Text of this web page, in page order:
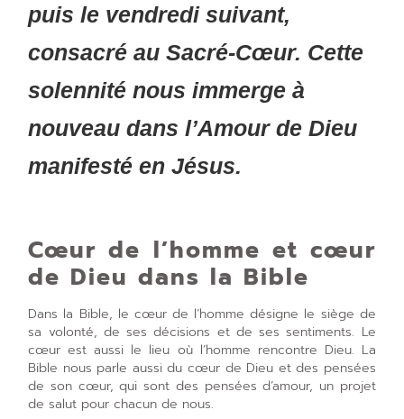
puis le vendredi suivant,
consacré au Sacré-Cœur. Cette
solennité nous immerge à
nouveau dans l’Amour de Dieu
manifesté en Jésus.
Cœur de l’homme et cœur
de Dieu dans la Bible
Dans la Bible, le cœur de l’homme désigne le siège de
sa volonté, de ses décisions et de ses sentiments. Le
cœur est aussi le lieu où l’homme rencontre Dieu. La
Bible nous parle aussi du cœur de Dieu et des pensées
de son cœur, qui sont des pensées d’amour, un projet
de salut pour chacun de nous.